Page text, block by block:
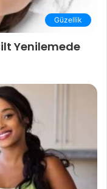
Güzellik
Yenilemede